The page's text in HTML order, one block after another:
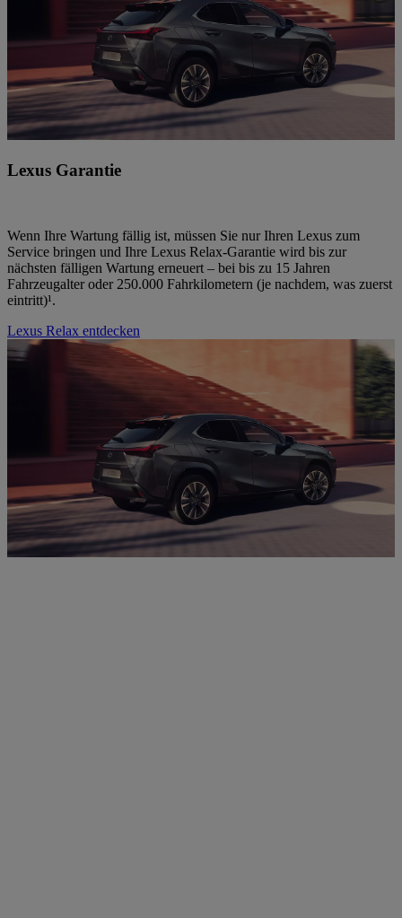
Lexus Garantie
Wenn Ihre Wartung fällig ist, müssen Sie nur Ihren Lexus zum
Service bringen und Ihre Lexus Relax-Garantie wird bis zur
nächsten fälligen Wartung erneuert – bei bis zu 15 Jahren
Fahrzeugalter oder 250.000 Fahrkilometern (je nachdem, was zuerst
eintritt)¹.
Lexus Relax entdecken